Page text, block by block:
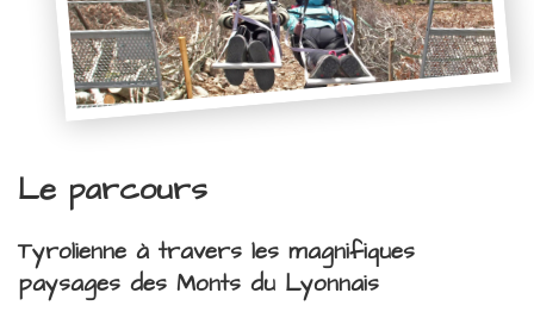
Le parcours
Tyrolienne à travers les magnifiques
paysages des Monts du Lyonnais